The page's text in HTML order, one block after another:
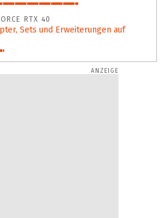
RTX 40
Sets und Erweiterungen auf